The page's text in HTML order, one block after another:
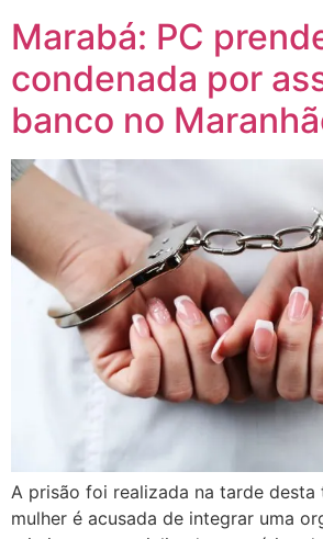
Marabá: PC
condenada por
banco no
A prisão foi realizada na tarde desta
mulher é acusada de integrar uma